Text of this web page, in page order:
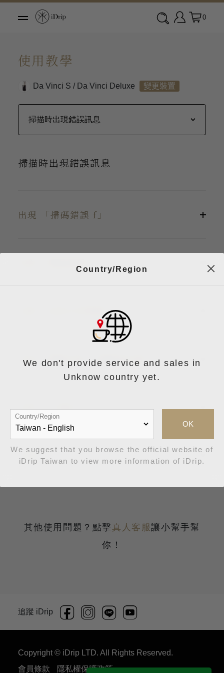
0
使用教學
Da Vinci S / Da Vinci Deluxe 變更裝置
掃描時出現錯誤訊息
出現 「掃碼錯誤 f」
出現「掃碼錯誤 u」
出現「此包已沖煮過」
出現「掃碼失敗，請確認位置」
出現 「水量不足」
出現 Recipe Data Error
其他使用問題？點擊真人客服讓小幫手幫
你！
追蹤 iDrip
Copyright © iDrip LTD. All Rights Reserved.
會員條款
隱私權保護政策
Country/Region
We don't provide service and sales in
Unknow country yet.
Country/Region
OK
We suggest that you browse the official website of
iDrip Taiwan to view more information of iDrip.